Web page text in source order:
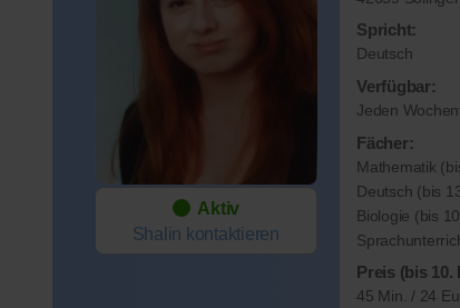
Aktiv
Shalin kontaktieren
Spricht:
Deutsch
Verfügbar:
Jeden
Fächer:
Mathematik
Deutsch (bis
Biologie (bis
Preis (bis 10.
45 Min. / 24